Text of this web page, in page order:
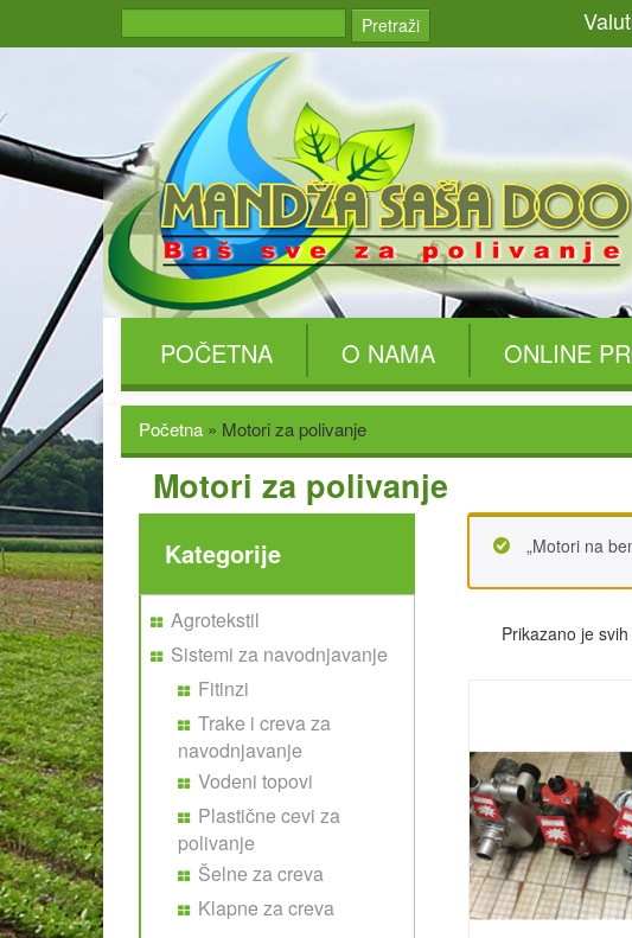
POČETNA O NAMA ONLINE
Početna » Motori za polivanje
Motori za polivanje
Kategorije
Agrotekstil
Sistemi za navodnjavanje
Fitinzi
Trake i creva za
navodnjavanje
Vodeni topovi
Plastične cevi za
polivanje
Šelne za creva
Klapne za creva
„Motori na
Prikazano je